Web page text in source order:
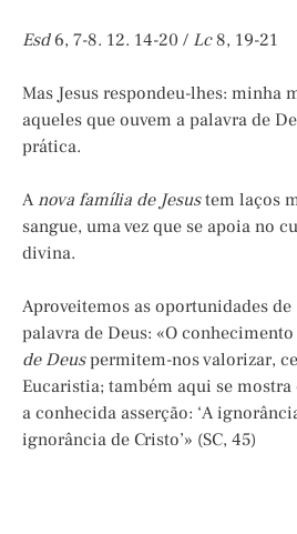
Esd6, 7-8. 12. 14-20 / Lc8, 19-21
Mas Jesus respondeu-lhes: minha
aqueles que ouvem a palavra de
prática.
A nova família de Jesustem laços
sangue, uma vez que se apoia no
divina.
Aproveitemos as oportunidades de
palavra de Deus: «O
de Deuspermitem-nos valorizar,
Eucaristia; também aqui se mostra
a conhecida asserção: ‘A
ignorância de Cristo’» (SC, 45)